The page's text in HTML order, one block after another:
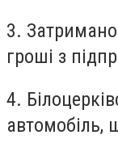
3.
гроші з
4.
автомобіль,